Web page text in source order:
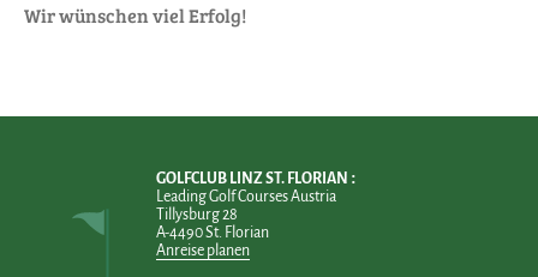
Wir wünschen viel Erfolg!
GOLFCLUB LINZ ST. FLORIAN
Leading Golf Courses Austria
Tillysburg 28
A-4490 St. Florian
Anreise planen